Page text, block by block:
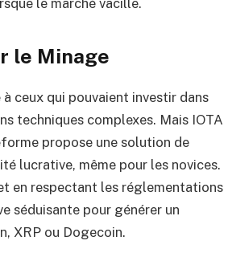
le marché vacille.
le Minage
ceux qui pouvaient investir dans
techniques complexes. Mais IOTA
propose une solution de
lucrative, même pour les novices.
en respectant les réglementations
séduisante pour générer un
XRP ou Dogecoin.